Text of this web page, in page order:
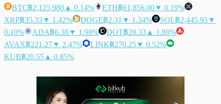
BTC฿2,125,980 ▲ 0.14% ETH฿61,856.00▼ 0.19%
XRP฿35.33▼ 1.42% DOGE฿2.31 ▼ 1.34% SOL฿2,445.95▼
0.10%
ADA฿6.38▼ 1.98% DOT฿28.33 ▲ 1.88%
AVAX฿221.27▼ 2.47% LINK฿270.25▼ 0.52%
KUB฿20.55 ▲ 0.85%